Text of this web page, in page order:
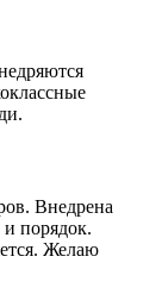
Внедрена
и порядок.
Желаю